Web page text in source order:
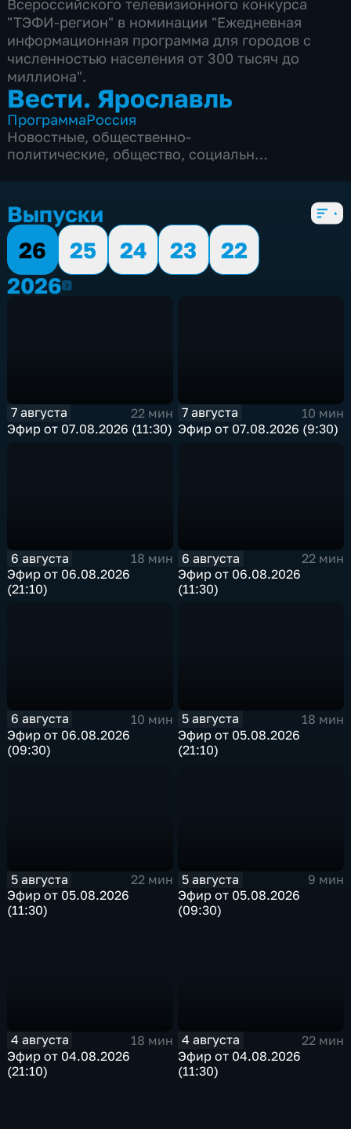
Всероссийского телевизионного конкурса
"ТЭФИ-регион" в номинации "Ежедневная
информационная программа для городов с
численностью населения от 300 тысяч до
миллиона".
Вести. Ярославль
ПрограммаРоссия
Новостные, общественно-
политические, общество, социально-
Выпуски
26
25 24 23
22
20262026
7 августа
22 мин
Эфир от 07.08.2026 (11:30)
7 августа
10 мин
Эфир от 07.08.2026 (9:30)
6 августа
18 мин
Эфир от 06.08.2026
(21:10)
6 августа
22 мин
Эфир от 06.08.2026
(11:30)
6 августа
10 мин
Эфир от 06.08.2026
(09:30)
5 августа
18 мин
Эфир от 05.08.2026
(21:10)
5 августа
22 мин
Эфир от 05.08.2026
(11:30)
5 августа
9 мин
Эфир от 05.08.2026
(09:30)
4 августа
18 мин
Эфир от 04.08.2026
(21:10)
4 августа
22 мин
Эфир от 04.08.2026
(11:30)